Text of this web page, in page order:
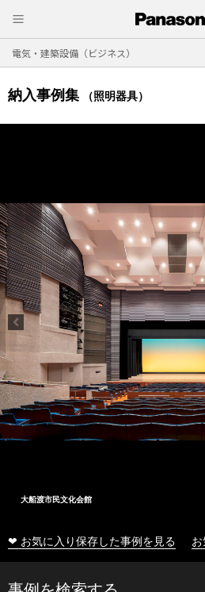
電気・建築設備（ビジネス）
納入事例集 （照明器具）
大船渡市民文化会館
❤ お気に入り保存した事例を見る